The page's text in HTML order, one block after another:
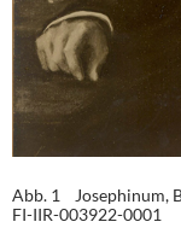
Abb. 1 Josephinum,
FI-IIR-003922-0001